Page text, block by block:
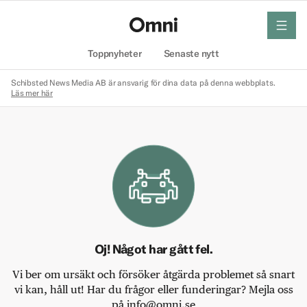
Toppnyheter Senaste nytt
meny
Schibsted News Media AB är ansvarig för dina data på denna webbplats.
Läs mer här
Oj! Något har gått fel.
Vi ber om ursäkt och försöker åtgärda problemet så snart
vi kan, håll ut! Har du frågor eller funderingar? Mejla oss